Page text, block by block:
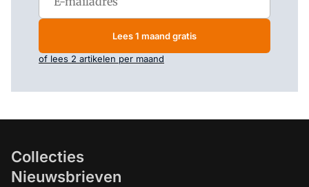
Lees 1 maand gratis
of lees 2 artikelen per maand
Collecties
Nieuwsbrieven